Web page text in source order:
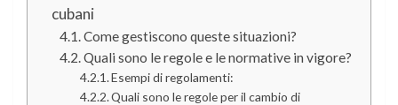
cubani
Come gestiscono queste situazioni?
Quali sono le regole e le normative in vigore?
Esempi di regolamenti:
Quali sono le regole per il cambio di